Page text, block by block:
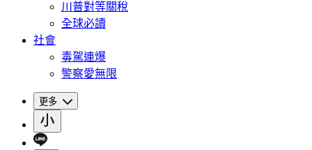
川普對等關稅
全球必讀
社會
毒駕連爆
警察愛無限
更多